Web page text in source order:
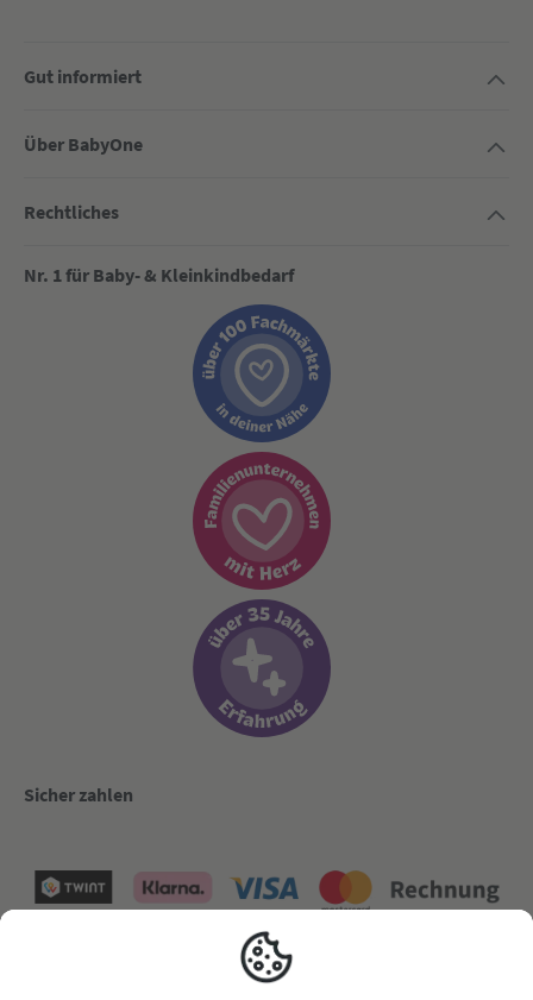
Gut informiert
Über BabyOne
Rechtliches
Nr. 1 für Baby- & Kleinkindbedarf
Sicher zahlen